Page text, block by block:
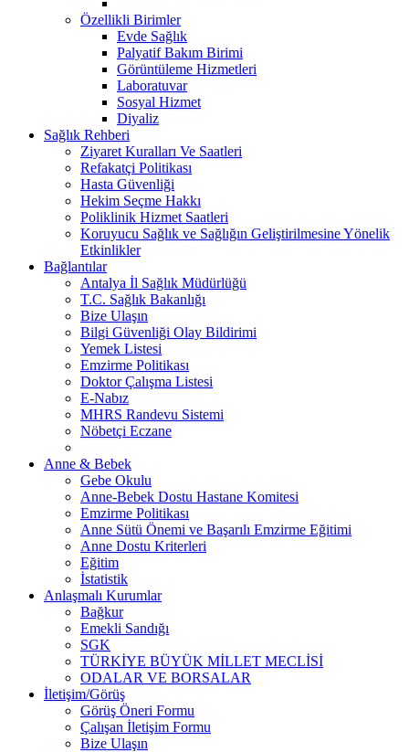
Özellikli Birimler
Evde Sağlık
Palyatif Bakım Birimi
Görüntüleme Hizmetleri
Laboratuvar
Sosyal Hizmet
Diyaliz
Sağlık Rehberi
Ziyaret Kuralları Ve Saatleri
Refakatçi Politikası
Hasta Güvenliği
Hekim Seçme Hakkı
Poliklinik Hizmet Saatleri
Koruyucu Sağlık ve Sağlığın Geliştirilmesine Yönelik
Etkinlikler
Bağlantılar
Antalya İl Sağlık Müdürlüğü
T.C. Sağlık Bakanlığı
Bize Ulaşın
Bilgi Güvenliği Olay Bildirimi
Yemek Listesi
Emzirme Politikası
Doktor Çalışma Listesi
E-Nabız
MHRS Randevu Sistemi
Nöbetçi Eczane
Anne & Bebek
Gebe Okulu
Anne-Bebek Dostu Hastane Komitesi
Emzirme Politikası
Anne Sütü Önemi ve Başarılı Emzirme Eğitimi
Anne Dostu Kriterleri
Eğitim
İstatistik
Anlaşmalı Kurumlar
Bağkur
Emekli Sandığı
SGK
TÜRKİYE BÜYÜK MİLLET MECLİSİ
ODALAR VE BORSALAR
İletişim/Görüş
Görüş Öneri Formu
Çalışan İletişim Formu
Bize Ulaşın